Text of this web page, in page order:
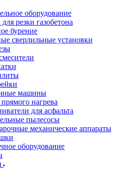
оборудование
резки газобетона
бурение
сверлильные установки
машины
нагрева
для асфальта
пылесосы
механические аппараты
оборудование